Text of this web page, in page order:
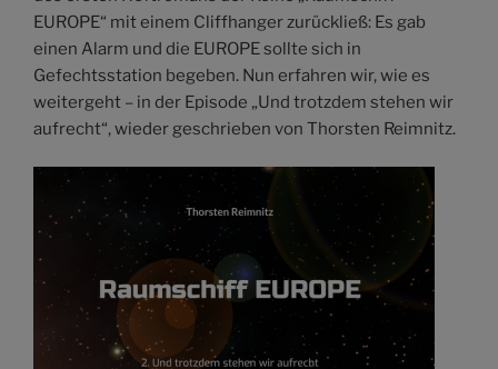
EUROPE“ mit einem Cliffhanger zurückließ: Es gab
einen Alarm und die EUROPE sollte sich in
Gefechtsstation begeben. Nun erfahren wir, wie es
weitergeht – in der Episode „Und trotzdem stehen wir
aufrecht“, wieder geschrieben von Thorsten Reimnitz.